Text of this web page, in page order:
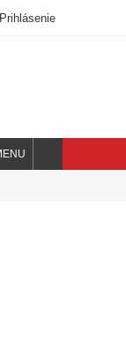
Prihlásenie
Hľadaj